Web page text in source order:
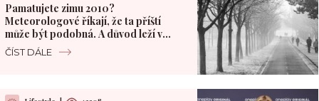
Pamatujete zimu 2010?
Meteorologové říkají, že ta příští
může být podobná. A důvod leží v
Pacifiku
ČÍST DÁLE